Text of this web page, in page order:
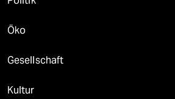
Öko
Gesellschaft
Kultur